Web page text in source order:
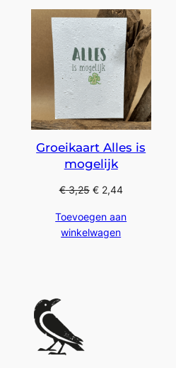
Groeikaart Alles is
mogelijk
€3,25 €2,44
Toevoegen aan
winkelwagen